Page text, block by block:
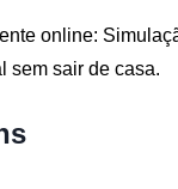
online:
sem sair de casa.